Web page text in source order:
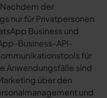
der
nur für Privatpersonen
Business und
Business-API-
für
Anwendungsfälle sind
über den
und